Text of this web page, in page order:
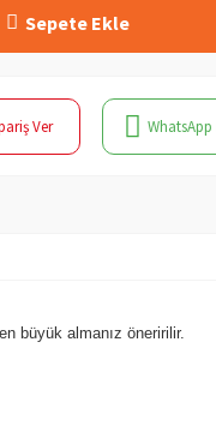
Sepete Ekle
Ver
büyük almanız öneririlir.